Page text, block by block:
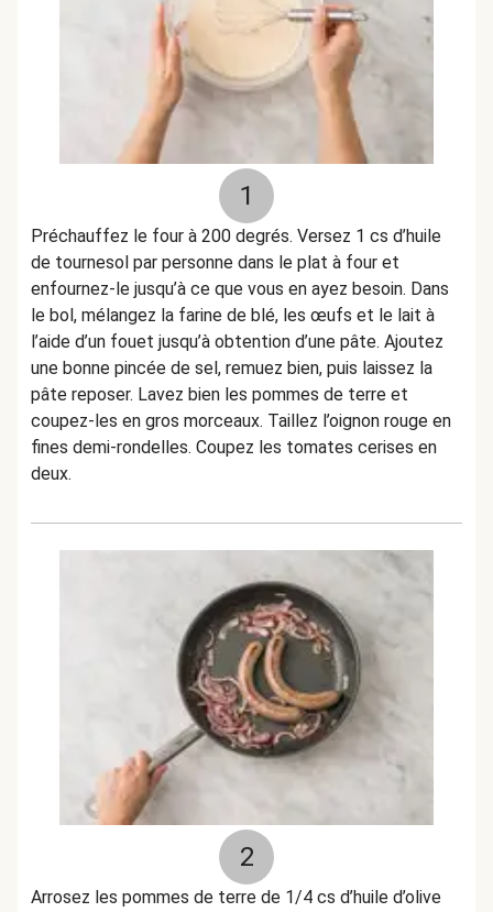
1
Préchauffez le four à 200 degrés. Versez 1 cs d’huile
de tournesol par personne dans le plat à four et
enfournez-le jusqu’à ce que vous en ayez besoin. Dans
le bol, mélangez la farine de blé, les œufs et le lait à
l’aide d’un fouet jusqu’à obtention d’une pâte. Ajoutez
une bonne pincée de sel, remuez bien, puis laissez la
pâte reposer. Lavez bien les pommes de terre et
coupez-les en gros morceaux. Taillez l’oignon rouge en
fines demi-rondelles. Coupez les tomates cerises en
deux.
2
Arrosez les pommes de terre de 1/4 cs d’huile d’olive